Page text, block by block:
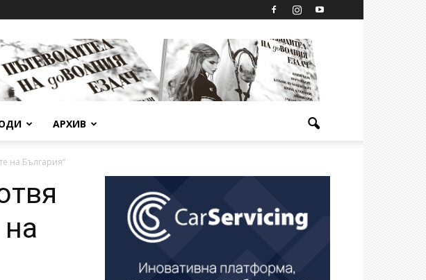
АРХИВ
на България“